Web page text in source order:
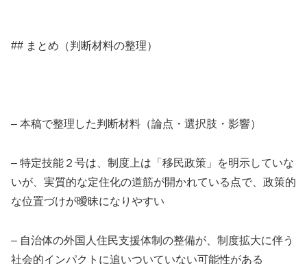
## まとめ（判断材料の整理）
– 本稿で整理した判断材料（論点・選択肢・影響）
– 特定技能２号は、制度上は「移民政策」を明示していな
いが、実質的な定住化の道筋が開かれている点で、政策的
な位置づけが曖昧になりやすい
– 自治体の外国人住民支援体制の整備が、制度拡大に伴う
社会的インパクトに追いついていない可能性がある